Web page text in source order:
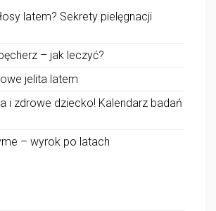
latem? Sekrety pielęgnacji
– jak leczyć?
jelita latem
i zdrowe dziecko! Kalendarz badań
– wyrok po latach